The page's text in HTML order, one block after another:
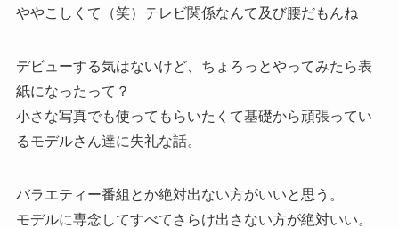
ややこしくて（笑）テレビ関係なんて及び腰だもんね
デビューする気はないけど、ちょろっとやってみたら表
紙になったって？
小さな写真でも使ってもらいたくて基礎から頑張ってい
るモデルさん達に失礼な話。
バラエティー番組とか絶対出ない方がいいと思う。
モデルに専念してすべてさらけ出さない方が絶対いい。